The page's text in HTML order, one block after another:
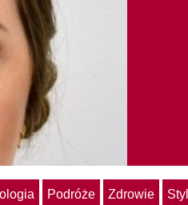
Podróże Zdrowie Styl